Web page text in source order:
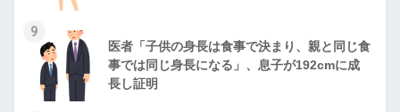
9
医者「子供の身長は食事で決まり、親と同じ食
事では同じ身長になる」、息子が192cmに成
長し証明